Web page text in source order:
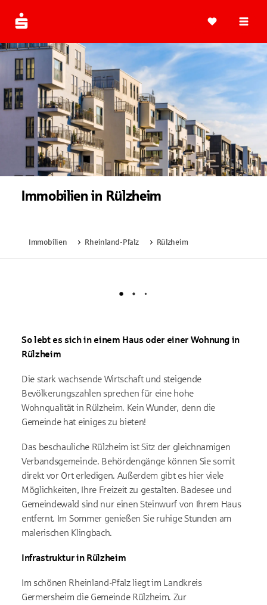
Immobilien in Rülzheim
Immobilien Rheinland-Pfalz Rülzheim
So lebt es sich in einem Haus oder einer Wohnung in
Rülzheim
Die stark wachsende Wirtschaft und steigende
Bevölkerungszahlen sprechen für eine hohe
Wohnqualität in Rülzheim. Kein Wunder, denn die
Gemeinde hat einiges zu bieten!
Das beschauliche Rülzheim ist Sitz der gleichnamigen
Verbandsgemeinde. Behördengänge können Sie somit
direkt vor Ort erledigen. Außerdem gibt es hier viele
Möglichkeiten, Ihre Freizeit zu gestalten. Badesee und
Gemeindewald sind nur einen Steinwurf von Ihrem Haus
entfernt. Im Sommer genießen Sie ruhige Stunden am
malerischen Klingbach.
Infrastruktur in Rülzheim
Im schönen Rheinland-Pfalz liegt im Landkreis
Germersheim die Gemeinde Rülzheim. Zur